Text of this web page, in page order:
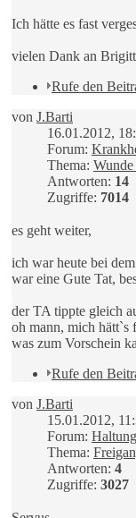
Ich hätte es fast
vielen Dank an
Rufe den
von J.Barti
16.01.2012,
Forum:
Thema:
Antworten: 14
Zugriffe: 7014
es geht weiter,
ich war heute bei
war eine Gute Tat,
der TA tippte gleich
oh mann, mich hätt`s
was zum Vorschein
Rufe den
von J.Barti
15.01.2012,
Forum:
Thema:
Antworten: 4
Zugriffe: 3027